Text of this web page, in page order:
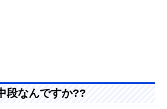
段なんですか??